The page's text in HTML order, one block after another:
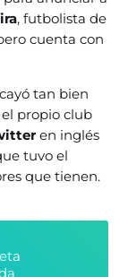
, futbolista de
cuenta con
tan bien
propio club
en inglés
tuvo el
que tienen.